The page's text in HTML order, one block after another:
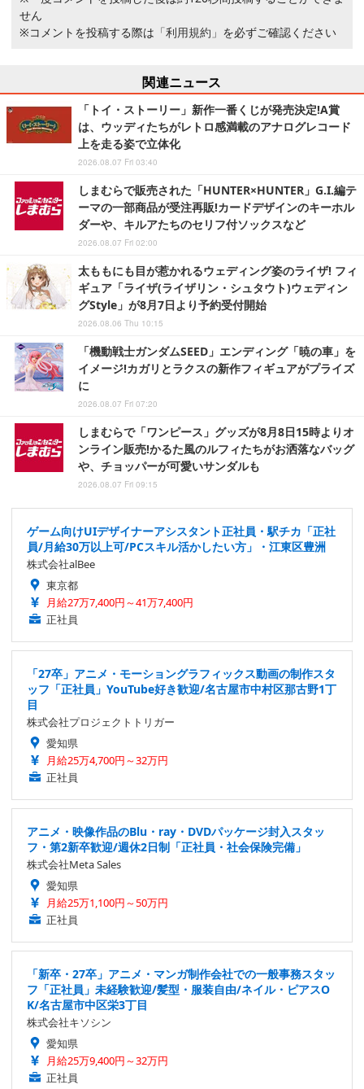
せん
※コメントを投稿する際は 「利用規約」 を必ずご確認ください
関連ニュース
「トイ・ストーリー」新作一番くじが発売決定!A賞
は、ウッディたちがレトロ感満載のアナログレコード
上を走る姿で立体化
2026.08.07 Fri 03:40
しまむらで販売された「HUNTER×HUNTER」G.I.編テ
ーマの一部商品が受注再販!カードデザインのキーホル
ダーや、キルアたちのセリフ付ソックスなど
2026.08.07 Fri 02:00
太ももにも目が惹かれるウェディング姿のライザ! フィ
ギュア「ライザ(ライザリン・シュタウト)ウェディン
グStyle」が8月7日より予約受付開始
2026.08.06 Thu 10:15
「機動戦士ガンダムSEED」エンディング「暁の車」を
イメージ!カガリとラクスの新作フィギュアがプライズ
に
2026.08.07 Fri 07:20
しまむらで「ワンピース」グッズが8月8日15時よりオ
ンライン販売!かるた風のルフィたちがお洒落なバッグ
や、チョッパーが可愛いサンダルも
2026.08.07 Fri 09:15
ゲーム向けUIデザイナーアシスタント正社員・駅チカ「正社
員/月給30万以上可/PCスキル活かしたい方」・江東区豊洲
株式会社alBee
東京都
月給27万7,400円～41万7,400円
正社員
「27卒」アニメ・モーショングラフィックス動画の制作スタ
ッフ「正社員」YouTube好き歓迎/名古屋市中村区那古野1丁
目
株式会社プロジェクトトリガー
愛知県
月給25万4,700円～32万円
正社員
アニメ・映像作品のBlu・ray・DVDパッケージ封入スタッ
フ・第2新卒歓迎/週休2日制「正社員・社会保険完備」
株式会社Meta Sales
愛知県
月給25万1,100円～50万円
正社員
「新卒・27卒」アニメ・マンガ制作会社での一般事務スタッ
フ「正社員」未経験歓迎/髪型・服装自由/ネイル・ピアスO
K/名古屋市中区栄3丁目
株式会社キソシン
愛知県
月給25万9,400円～32万円
正社員